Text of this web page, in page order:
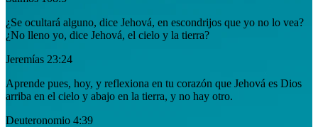
¿Se ocultará alguno, dice Jehová, en escondrijos que yo no lo vea?
¿No lleno yo, dice Jehová, el cielo y la tierra?
Jeremías 23:24
Aprende pues, hoy, y reflexiona en tu corazón que Jehová es Dios
arriba en el cielo y abajo en la tierra, y no hay otro.
Deuteronomio 4:39